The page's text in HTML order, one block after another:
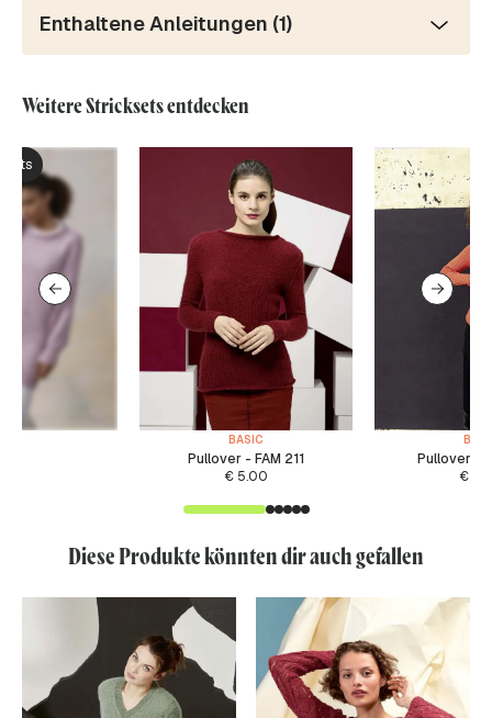
Enthaltene Anleitungen (1)
Weitere Stricksets entdecken
BASIC
Pullover - FAM 211
€ 5.00
Pullover -
€
Diese Produkte könnten dir auch gefallen